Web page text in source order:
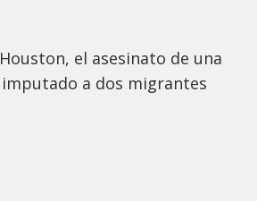
el asesinato de una
a dos migrantes